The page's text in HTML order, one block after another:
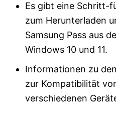
Es gibt eine Schritt-
zum Herunterladen
Samsung Pass aus
Windows 10 und 11.
Informationen zu
zur Kompatibilität
verschiedenen